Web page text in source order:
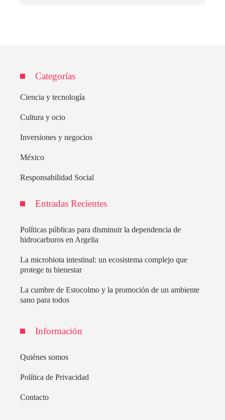
Categorías
Ciencia y tecnología
Cultura y ocio
Inversiones y negocios
México
Responsabilidad Social
Entradas Recientes
Políticas públicas para disminuir la dependencia de
hidrocarburos en Argelia
La microbiota intestinal: un ecosistema complejo que
protege tu bienestar
La cumbre de Estocolmo y la promoción de un ambiente
sano para todos
Información
Quiénes somos
Política de Privacidad
Contacto